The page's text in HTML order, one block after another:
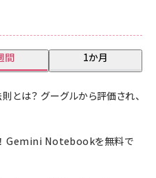
間 1か月
とは？ グーグルから評価され、
Gemini Notebookを無料で